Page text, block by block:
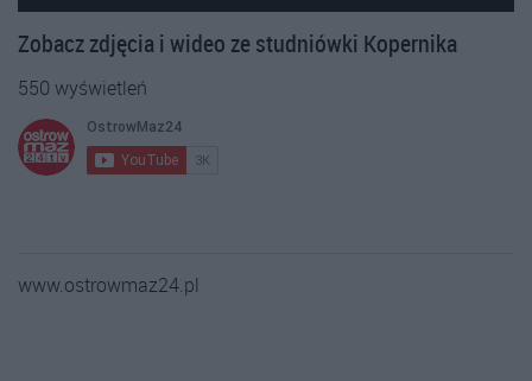
Zobacz zdjęcia i wideo ze studniówki Kopernika
550 wyświetleń
www.ostrowmaz24.pl